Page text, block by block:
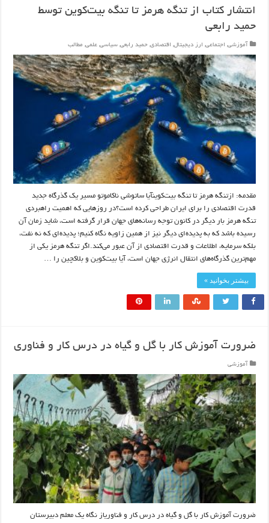
انتشار کتاب از تنگه هرمز تا تنگه بیت‌کوین توسط
حمید رابعی
آموزشی, اجتماعی, ارز دیجیتال, اقتصادی, حمید رابعی, سیاسی, علمی, مطالب
مقدمه: ازتنگه هرمز تا تنگه بیت‌کوینآیا ساتوشی ناکاموتو مسیر یک گذرگاه جدید
قدرت اقتصادی را برای ایران طراحی کرده است؟در روزهایی که اهمیت راهبردی
تنگه هرمز بار دیگر در کانون توجه رسانه‌های جهان قرار گرفته است، شاید زمان آن
رسیده باشد که به پدیده‌ای دیگر نیز از همین زاویه نگاه کنیم؛ پدیده‌ای که نه نفت،
بلکه سرمایه، اطلاعات و قدرت اقتصادی از آن عبور می‌کند.اگر تنگه هرمز یکی از
مهم‌ترین گذرگاه‌های انتقال انرژی جهان است، آیا بیت‌کوین و بلاکچین را …
بیشتر بخوانید »
ضرورت آموزش کار با گل و گیاه در درس کار و فناوری
آموزشی
ضرورت آموزش کار با گل و گیاه در درس کار و فناوریاز نگاه یک معلم دبیرستان